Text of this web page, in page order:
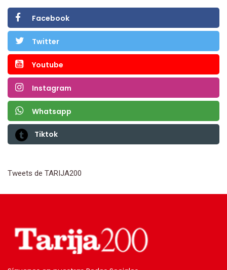
Facebook
Twitter
Youtube
Instagram
Whatsapp
Tiktok
Tweets de TARIJA200